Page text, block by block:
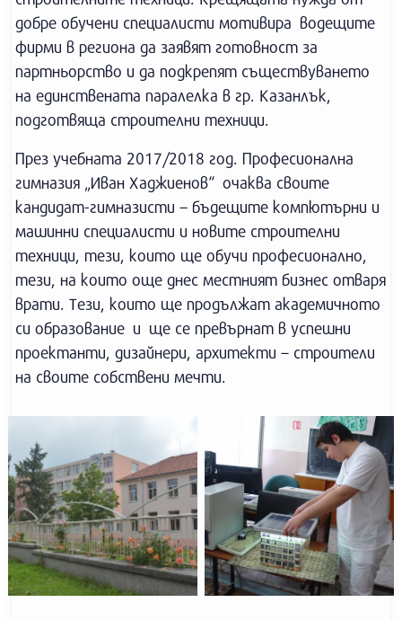
добре обучени специалисти мотивира водещите
фирми в региона да заявят готовност за
партньорство и да подкрепят съществуването
на единствената паралелка в гр. Казанлък,
подготвяща строителни техници.
През учебната 2017/2018 год. Професионална
гимназия „Иван Хаджиенов“ очаква своите
кандидат-гимназисти – бъдещите компютърни и
машинни специалисти и новите строителни
техници, тези, които ще обучи професионално,
тези, на които още днес местният бизнес отваря
врати. Тези, които ще продължат академичното
си образование и ще се превърнат в успешни
проектанти, дизайнери, архитекти – строители
на своите собствени мечти.